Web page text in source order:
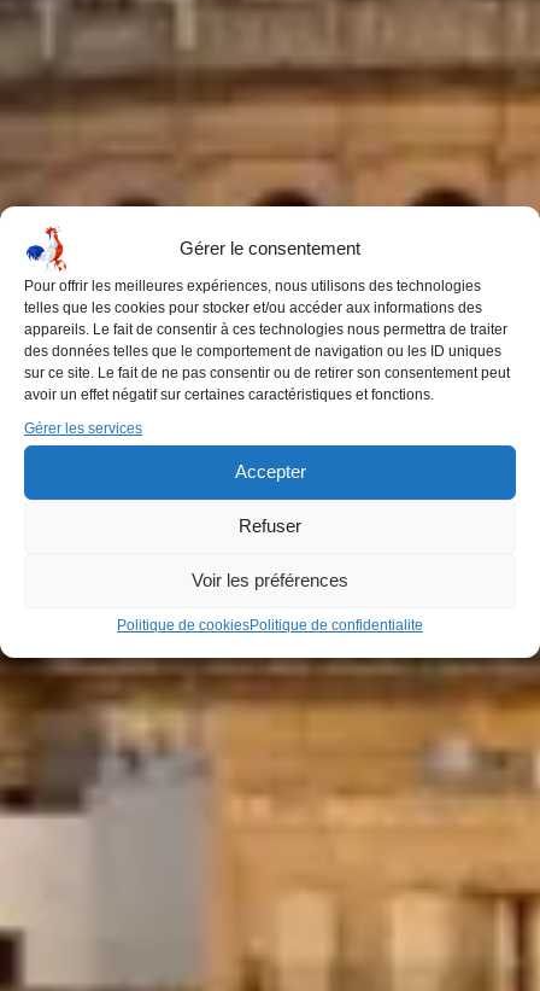
Gérer le consentement
Pour offrir les meilleures expériences, nous utilisons des technologies
telles que les cookies pour stocker et/ou accéder aux informations des
appareils. Le fait de consentir à ces technologies nous permettra de traiter
des données telles que le comportement de navigation ou les ID uniques
sur ce site. Le fait de ne pas consentir ou de retirer son consentement peut
avoir un effet négatif sur certaines caractéristiques et fonctions.
Gérer les services
Accepter
Refuser
Voir les préférences
Politique de cookiesPolitique de confidentialite